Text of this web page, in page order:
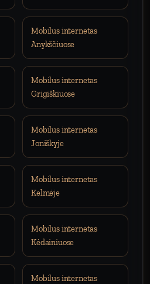
Mobilus internetas
Anykščiuose
Mobilus internetas
Grigiškiuose
Mobilus internetas
Joniškyje
Mobilus internetas
Kelmėje
Mobilus internetas
Kėdainiuose
Mobilus internetas